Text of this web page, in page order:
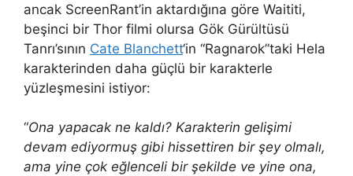
ancak ScreenRant’in aktardığına göre Waititi,
beşinci bir Thor filmi olursa Gök Gürültüsü
Tanrı’sının Cate Blanchett‘in “Ragnarok”taki Hela
karakterinden daha güçlü bir karakterle
yüzleşmesini istiyor:
“Ona yapacak ne kaldı? Karakterin gelişimi
devam ediyormuş gibi hissettiren bir şey olmalı,
ama yine çok eğlenceli bir şekilde ve yine ona,